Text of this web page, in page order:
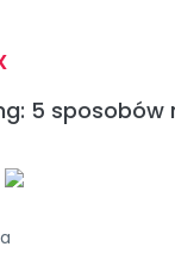
5 sposobów